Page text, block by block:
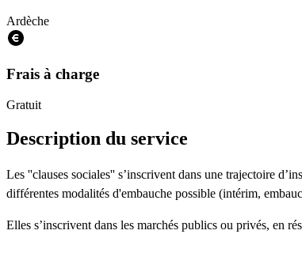
Ardèche
Frais à charge
Gratuit
Description du service
Les ''clauses sociales'' s’inscrivent dans une trajectoire
différentes modalités d'embauche possible (intérim,
Elles s’inscrivent dans les marchés publics ou privés, en